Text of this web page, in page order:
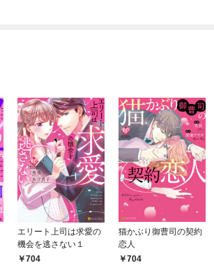
エリート上司は求愛の
機会を逃さない１
704
猫かぶり御曹司の契約
恋人
704